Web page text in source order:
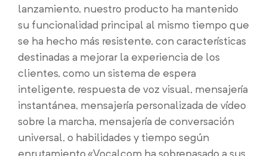
lanzamiento, nuestro producto ha mantenido
su funcionalidad principal al mismo tiempo que
se ha hecho más resistente, con características
destinadas a mejorar la experiencia de los
clientes, como un sistema de espera
inteligente, respuesta de voz visual, mensajería
instantánea, mensajería personalizada de vídeo
sobre la marcha, mensajería de conversación
universal, o habilidades y tiempo según
enrutamiento.«Vocalcom ha sobrepasado a sus